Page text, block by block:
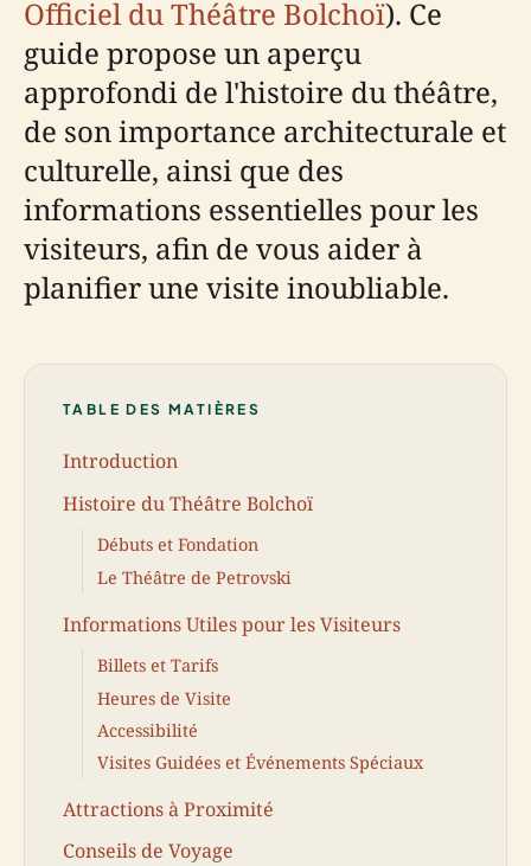
Officiel du Théâtre Bolchoï). Ce
guide propose un aperçu
approfondi de l'histoire du théâtre,
de son importance architecturale et
culturelle, ainsi que des
informations essentielles pour les
visiteurs, afin de vous aider à
planifier une visite inoubliable.
TABLE DES MATIÈRES
Introduction
Histoire du Théâtre Bolchoï
Débuts et Fondation
Le Théâtre de Petrovski
Informations Utiles pour les Visiteurs
Billets et Tarifs
Heures de Visite
Accessibilité
Visites Guidées et Événements Spéciaux
Attractions à Proximité
Conseils de Voyage